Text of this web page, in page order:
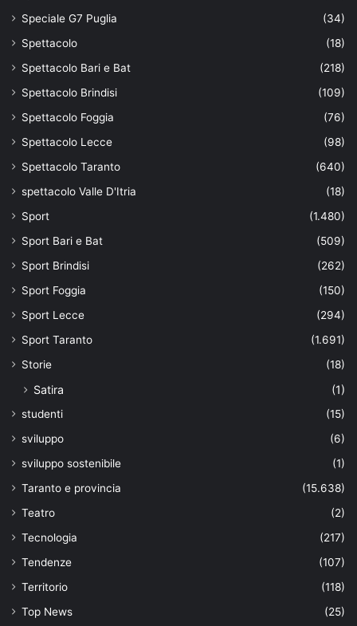
Speciale G7 Puglia
(34)
Spettacolo
(18)
Spettacolo Bari e Bat
(218)
Spettacolo Brindisi
(109)
Spettacolo Foggia
(76)
Spettacolo Lecce
(98)
Spettacolo Taranto
(640)
spettacolo Valle D'Itria
(18)
Sport
(1.480)
Sport Bari e Bat
(509)
Sport Brindisi
(262)
Sport Foggia
(150)
Sport Lecce
(294)
Sport Taranto
(1.691)
Storie
(18)
Satira (1)
studenti
(15)
sviluppo
(6)
sviluppo sostenibile
(1)
Taranto e provincia
(15.638)
Teatro
(2)
Tecnologia
(217)
Tendenze
(107)
Territorio
(118)
Top News
(25)